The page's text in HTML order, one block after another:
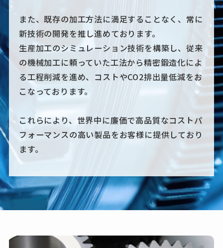
また、既存の加工方法に満足することなく、常に
新技術の開発を推し進めております。
生産加工のシミュレーション技術を構築し、従来
の機械加工に頼っていた工法から精密鍛造化によ
る工程削減を進め、コストやCO2排出量低減をお
こなっております。
これらにより、世界中に廉価で高品質なコストパ
フォーマンスの高い製品をお客様に提供しており
ます。